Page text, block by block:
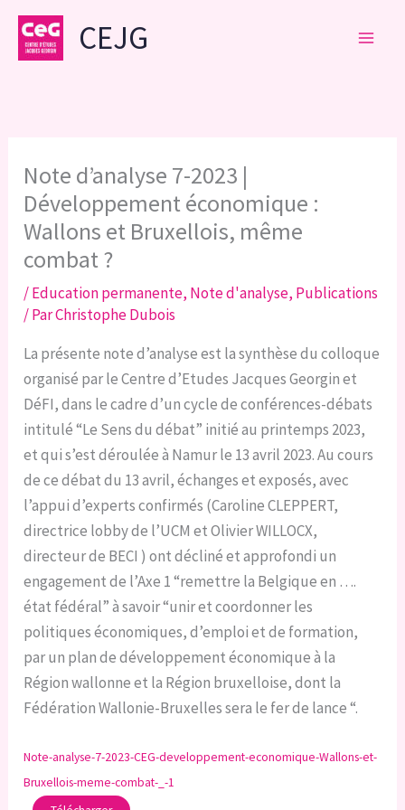
Aller
contenu
CEJG
Note d’analyse 7-2023 |
Développement économique :
Wallons et Bruxellois, même
combat ?
/Education permanente, Note d'analyse, Publications
/ ParChristophe Dubois
La présente note d’analyse est la synthèse du colloque
organisé par le Centre d’Etudes Jacques Georgin et
DéFI, dans le cadre d’un cycle de conférences-débats
intitulé “Le Sens du débat” initié au printemps 2023,
et qui s’est déroulée à Namur le 13 avril 2023. Au cours
de ce débat du 13 avril, échanges et exposés, avec
l’appui d’experts confirmés (Caroline CLEPPERT,
directrice lobby de l’UCM et Olivier WILLOCX,
directeur de BECI ) ont décliné et approfondi un
engagement de l’Axe 1 “remettre la Belgique en ….
état fédéral” à savoir “unir et coordonner les
politiques économiques, d’emploi et de formation,
par un plan de développement économique à la
Région wallonne et la Région bruxelloise, dont la
Fédération Wallonie-Bruxelles sera le fer de lance “.
Note-analyse-7-2023-CEG-developpement-economique-Wallons-et-
Bruxellois-meme-combat-_-1